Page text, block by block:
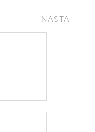
NÄSTA